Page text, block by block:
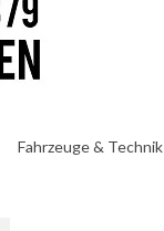
Fahrzeuge & Technik